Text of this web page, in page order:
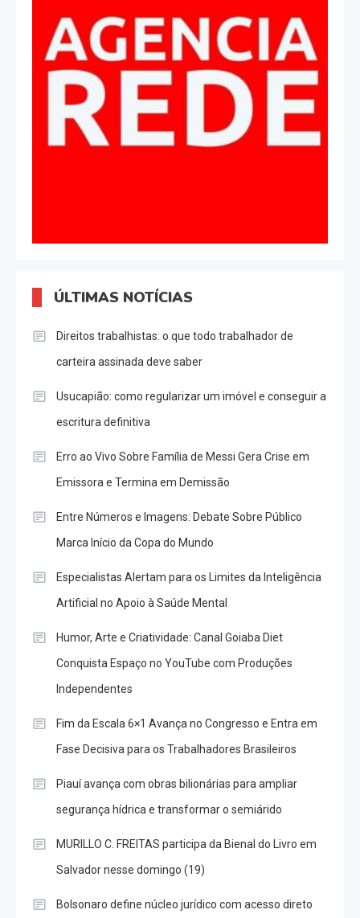
ÚLTIMAS NOTÍCIAS
Direitos trabalhistas: o que todo trabalhador de
carteira assinada deve saber
Usucapião: como regularizar um imóvel e conseguir a
escritura definitiva
Erro ao Vivo Sobre Família de Messi Gera Crise em
Emissora e Termina em Demissão
Entre Números e Imagens: Debate Sobre Público
Marca Início da Copa do Mundo
Especialistas Alertam para os Limites da Inteligência
Artificial no Apoio à Saúde Mental
Humor, Arte e Criatividade: Canal Goiaba Diet
Conquista Espaço no YouTube com Produções
Independentes
Fim da Escala 6×1 Avança no Congresso e Entra em
Fase Decisiva para os Trabalhadores Brasileiros
Piauí avança com obras bilionárias para ampliar
segurança hídrica e transformar o semiárido
MURILLO C. FREITAS participa da Bienal do Livro em
Salvador nesse domingo (19)
Bolsonaro define núcleo jurídico com acesso direto